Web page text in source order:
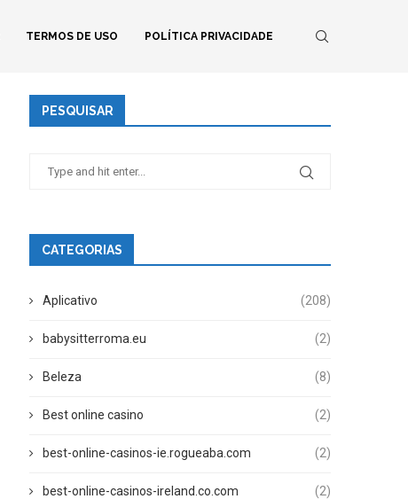
TERMOS DE USO POLÍTICA PRIVACIDADE
PESQUISAR
CATEGORIAS
Aplicativo (208)
babysitterroma.eu (2)
Beleza (8)
Best online casino (2)
best-online-casinos-ie.rogueaba.com (2)
best-online-casinos-ireland.co.com (2)